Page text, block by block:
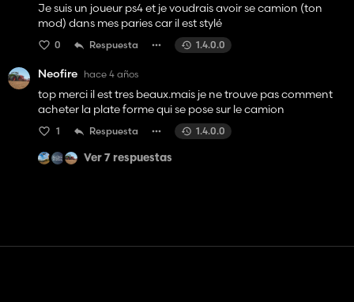
Je suis un joueur ps4 et je voudrais avoir se camion (ton
mod) dans mes paries car il est stylé
0 Respuesta 1.4.0.0
Neofire hace 4 años
top merci il est tres beaux.mais je ne trouve pas comment
acheter la plate forme qui se pose sur le camion
1 Respuesta 1.4.0.0
Ver 7 respuestas